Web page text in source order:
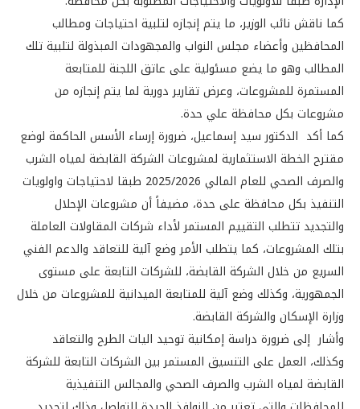
كما ناقش نائب الوزير، ما يتم إنجازه لتلبية احتياجات ومطالب
المحافظين وأعضاء مجلس النواب والمجهودات المبذولة لتلبية تلك
المطالب وهو ما يضع مسئولية على عاتق اللجنة للمتابعة
المستمرة للمشروعات، وعرض تقارير دورية لما يتم إنجازه من
مشروعات بكل محافظة علي حدة.
كما أكد الدكتور سيد إسماعيل، ضرورة إرساء الأسس الحاكمة لوضع
مقترح الخطة الاستثمارية لمشروعات الشركة القابضة لمياه الشرب
والصرف الصحي للعام المالي 2025/2026 طبقا لاحتياجات واولويات
التنفيذ بكل محافظة على حدة، مضيفاً أن مشروعات الإحلال
والتجديد تتطلب التقييم المستمر لأداء شركات المقاولات العاملة
بتلك المشروعات، كما يتطلب الأمر وضع آلية للتعاقد والدعم الفني
السريع من خلال الشركة القابضة، للشركات التابعة على مستوى
الجمهورية، وكذلك وضع آلية للمتابعة الميدانية للمشروعات من خلال
وزارة الإسكان والشركة القابضة.
وأشار إلى ضرورة دراسة إمكانية توحيد اليات الطرح والتعاقد
وكذلك، العمل على التنسيق المستمر بين الشركات التابعة للشركة
القابضة لمياه الشرب والصرف الصحي والمجالس التنفيذية